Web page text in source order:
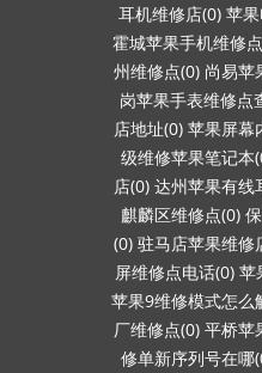
耳机维修店(0) 苹
霍城苹果手机维修
州维修点(0) 尚易苹
岗苹果手表维修点
店地址(0) 苹果屏幕
级维修苹果笔记本
店(0) 达州苹果有线
麒麟区维修点(0)
(0) 驻马店苹果维修
屏维修点电话(0) 苹
苹果9维修模式怎么
厂维修点(0) 平桥苹
修单新序列号在哪